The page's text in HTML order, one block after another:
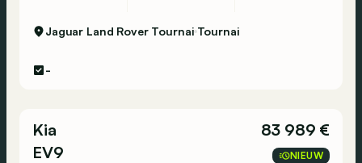
Parkeersensoren achter
Airbag bestuurder
Zijdelingse airbag
Jaguar Land Rover Tournai Tournai
-
Kia
EV9
83 989 €
NIEUW